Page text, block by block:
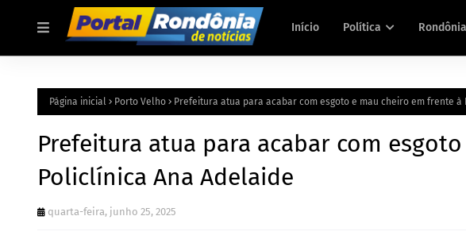
Início Política Rondônia
Página inicial Porto Velho Prefeitura atua para acabar com esgoto e mau cheiro em frente à
Prefeitura atua para acabar com
Policlínica Ana Adelaide
quarta-feira, junho 25, 2025